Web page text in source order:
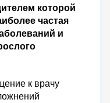
которой
частая
и
к врачу